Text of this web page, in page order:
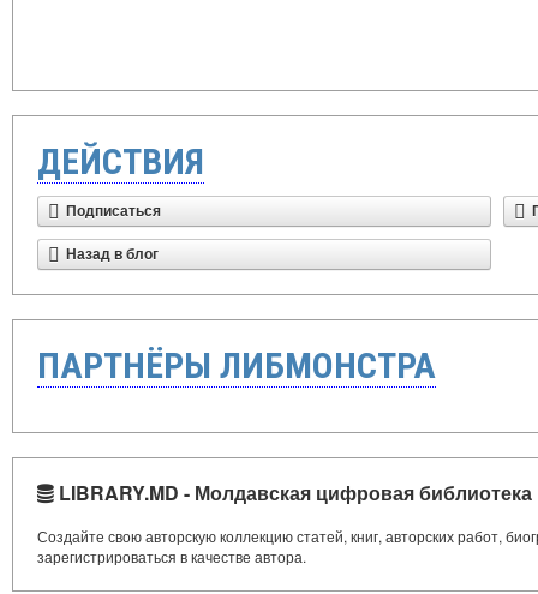
ДЕЙСТВИЯ
Подписаться
Назад в блог
ПАРТНЁРЫ ЛИБМОНСТРА
LIBRARY.MD - Молдавская цифровая библиотека
Создайте свою авторскую коллекцию статей, книг, авторских работ,
зарегистрироваться в качестве автора.